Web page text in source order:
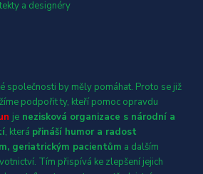
a designéry
společnosti by měly pomáhat. Proto se již
podpořit ty, kteří pomoc opravdu
je nezisková organizace s národní a
, která přináší humor a radost
geriatrickým pacientům a dalším
Tím přispívá ke zlepšení jejich